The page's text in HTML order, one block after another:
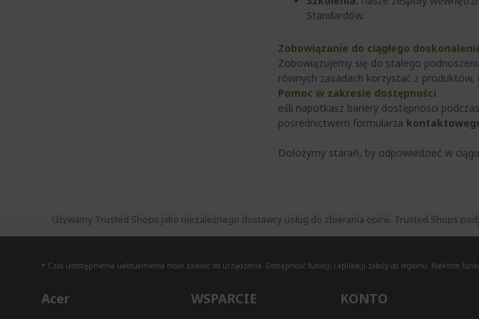
Standardów.
Zobowiązanie do ciągłego
Zobowiązujemy się do stałego
równych zasadach korzystać z produktów,
Pomoc w zakresie dostępności
eśli napotkasz bariery dostępności
pośrednictwem formularza
Dołożymy starań, by odpowiedzieć w
Używamy Trusted Shops jako niezależnego dostawcy usług do zbierania opinii. Trusted Shops
* Czas udostępnienia uaktualnienia może zależeć od urządzenia. Dostępność funkcji i aplikacji zależy od regionu. Niektóre
Acer WSPARCIE KONTO